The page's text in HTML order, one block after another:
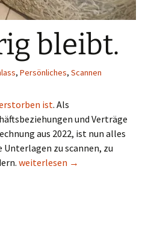
bleibt.
, Persönliches, Scannen
ist. Als
und Verträge
aus 2022, ist nun alles
zu scannen, zu
Was am Ende übrig bleibt.
weiterlesen →